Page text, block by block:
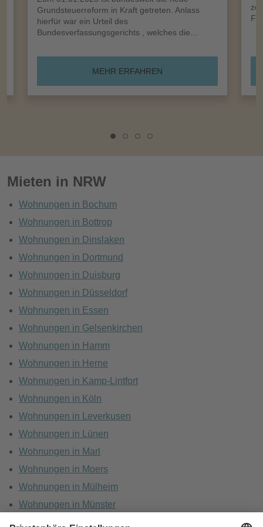
Grundsteuerreform in Kraft getreten. Anlass
hierfür war ein Urteil des
Bundesverfassungsgerichts , welches die…
MEHR ERFAHREN
Mieten in NRW
Wohnungen in Bochum
Wohnungen in Bottrop
Wohnungen in Dinslaken
Wohnungen in Dortmund
Wohnungen in Duisburg
Wohnungen in Düsseldorf
Wohnungen in Essen
Wohnungen in Gelsenkirchen
Wohnungen in Hamm
Wohnungen in Herne
Wohnungen in Kamp-Lintfort
Wohnungen in Köln
Wohnungen in Leverkusen
Wohnungen in Lünen
Wohnungen in Marl
Wohnungen in Moers
Wohnungen in Mülheim
Wohnungen in Münster